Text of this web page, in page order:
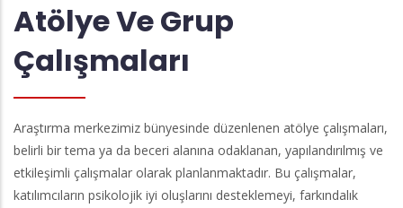
Atölye Ve Grup
Çalışmaları
Araştırma merkezimiz bünyesinde düzenlenen atölye çalışmaları,
belirli bir tema ya da beceri alanına odaklanan, yapılandırılmış ve
etkileşimli çalışmalar olarak planlanmaktadır. Bu çalışmalar,
katılımcıların psikolojik iyi oluşlarını desteklemeyi, farkındalık